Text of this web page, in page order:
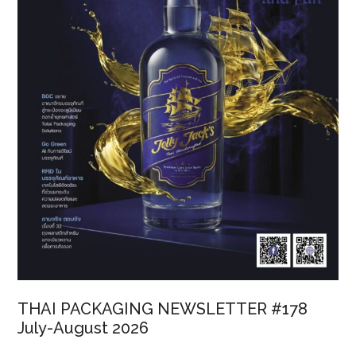
ไม่
THAI PACKAGING NEWSLETTER #178
July-August 2026